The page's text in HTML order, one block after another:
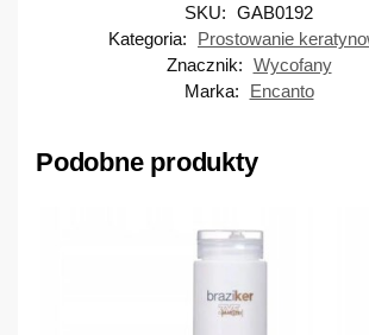
SKU: GAB0192
Kategoria:
Prostowanie
Znacznik: Wycofany
Marka:
Encanto
Podobne produkty